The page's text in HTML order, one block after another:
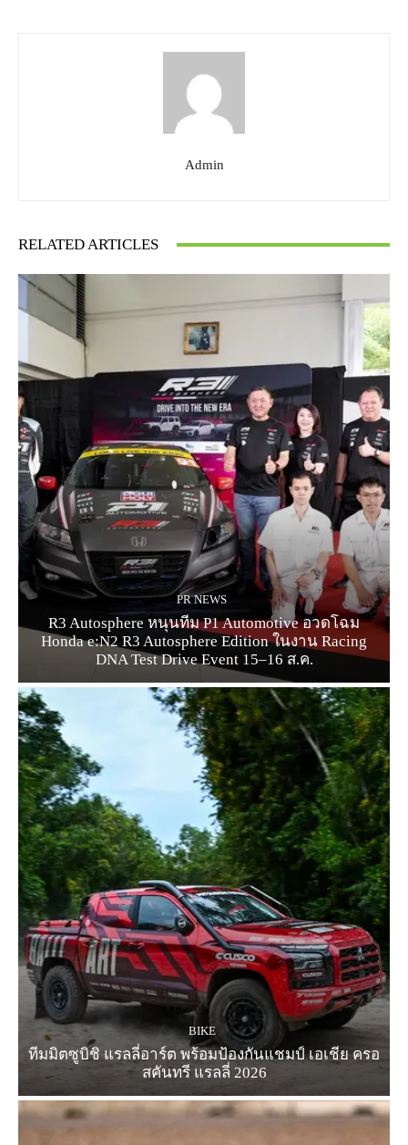
Admin
RELATED ARTICLES
PR NEWS
R3 Autosphere หนุนทีม P1 Automotive อวดโฉม
Honda e:N2 R3 Autosphere Edition ในงาน Racing
DNA Test Drive Event 15–16 ส.ค.
BIKE
ทีมมิตซูบิชิ แรลลี่อาร์ต พร้อมป้องกันแชมป์ เอเชีย ครอ
สคันทรี แรลลี่ 2026